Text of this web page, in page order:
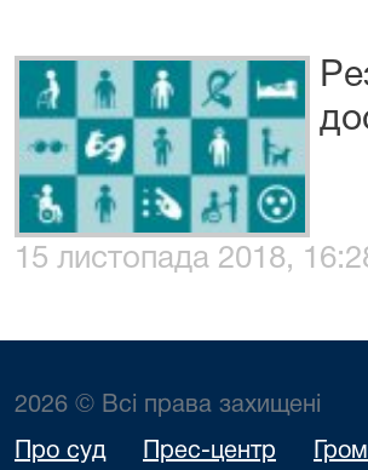
15 листопада 2018,
2026 © Всі права захищені
Про суд Прес-центр